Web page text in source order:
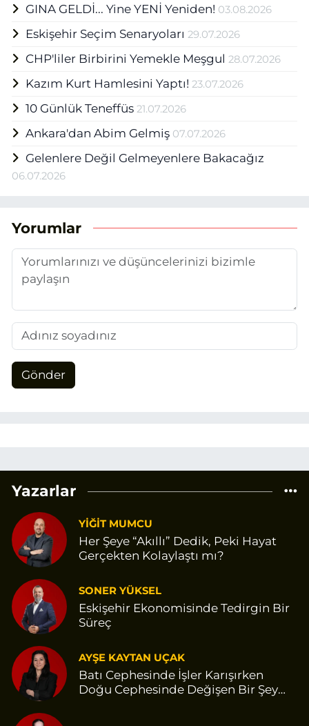
GINA GELDİ... Yine YENİ Yeniden! 03.08.2026
Eskişehir Seçim Senaryoları 29.07.2026
CHP'liler Birbirini Yemekle Meşgul 28.07.2026
Kazım Kurt Hamlesini Yaptı! 23.07.2026
10 Günlük Teneffüs 21.07.2026
Ankara'dan Abim Gelmiş 07.07.2026
Gelenlere Değil Gelmeyenlere Bakacağız
06.07.2026
Yorumlar
Gönder
Yazarlar
YİĞİT MUMCU
Her Şeye “Akıllı” Dedik, Peki Hayat
Gerçekten Kolaylaştı mı?
SONER YÜKSEL
Eskişehir Ekonomisinde Tedirgin Bir
Süreç
AYŞE KAYTAN UÇAK
Batı Cephesinde İşler Karışırken
Doğu Cephesinde Değişen Bir Şey